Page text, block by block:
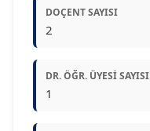
DOÇENT SAYISI
2
DR. ÖĞR. ÜYESI SAYISI
1